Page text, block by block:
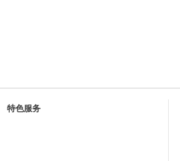
特色服务